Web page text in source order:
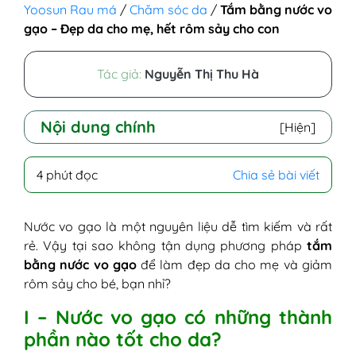
Yoosun Rau má / Chăm sóc da / Tắm bằng nước vo
gạo – Đẹp da cho mẹ, hết rôm sảy cho con
Tác giả: Nguyễn Thị Thu Hà
Nội dung chính [Hiện]
tốt cho da?
1. Người lớn tắm nước vo gạo có tác
dụng gì?
2. Tắm nước vo gạo cho bé có tác
dụng gì?
vo gạo cho người lớn và trẻ nhỏ
1. Gợi ý 2 cách tắm nước vo gạo cho
4 phút đọc Chia sẻ bài viết
Nước vo gạo là một nguyên liệu dễ tìm kiếm và rất
rẻ. Vậy tại sao không tận dụng phương pháp tắm
bằng nước vo gạođể làm đẹp da cho mẹ và giảm
rôm sảy cho bé, bạn nhỉ?
I – Nước vo gạo có những thành
phần nào tốt cho da?